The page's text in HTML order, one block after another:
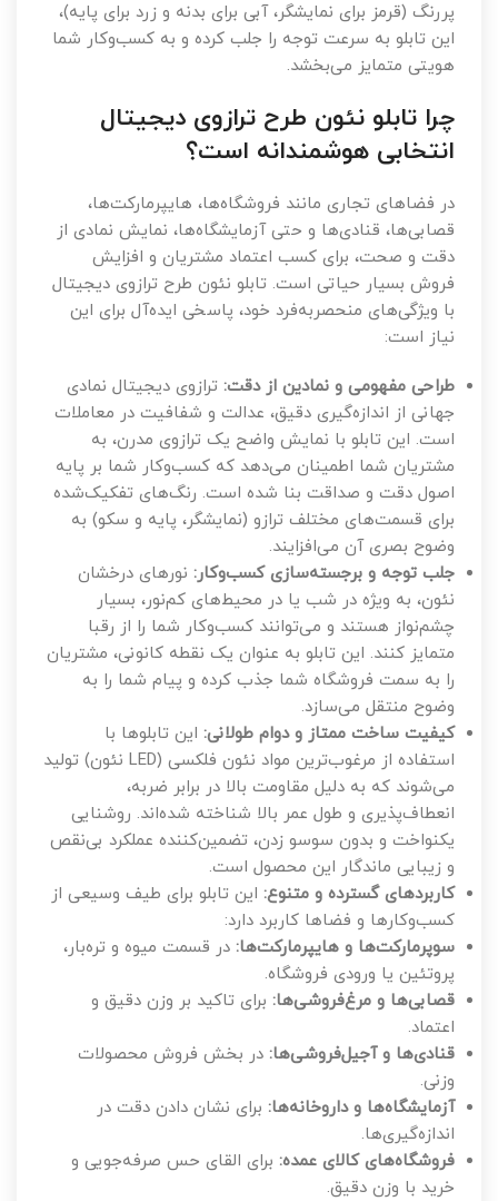
پررنگ (قرمز برای نمایشگر، آبی برای بدنه و زرد برای پایه)،
این تابلو به سرعت توجه را جلب کرده و به کسب‌وکار شما
هویتی متمایز می‌بخشد.
چرا تابلو نئون طرح ترازوی دیجیتال
انتخابی هوشمندانه است؟
در فضاهای تجاری مانند فروشگاه‌ها، هایپرمارکت‌ها،
قصابی‌ها، قنادی‌ها و حتی آزمایشگاه‌ها، نمایش نمادی از
دقت و صحت، برای کسب اعتماد مشتریان و افزایش
فروش بسیار حیاتی است. تابلو نئون طرح ترازوی دیجیتال
با ویژگی‌های منحصربه‌فرد خود، پاسخی ایده‌آل برای این
نیاز است:
طراحی مفهومی و نمادین از دقت: ترازوی دیجیتال نمادی
جهانی از اندازه‌گیری دقیق، عدالت و شفافیت در معاملات
است. این تابلو با نمایش واضح یک ترازوی مدرن، به
مشتریان شما اطمینان می‌دهد که کسب‌وکار شما بر پایه
اصول دقت و صداقت بنا شده است. رنگ‌های تفکیک‌شده
برای قسمت‌های مختلف ترازو (نمایشگر، پایه و سکو) به
وضوح بصری آن می‌افزایند.
جلب توجه و برجسته‌سازی کسب‌وکار: نورهای درخشان
نئون، به ویژه در شب یا در محیط‌های کم‌نور، بسیار
چشم‌نواز هستند و می‌توانند کسب‌وکار شما را از رقبا
متمایز کنند. این تابلو به عنوان یک نقطه کانونی، مشتریان
را به سمت فروشگاه شما جذب کرده و پیام شما را به
وضوح منتقل می‌سازد.
کیفیت ساخت ممتاز و دوام طولانی: این تابلوها با
استفاده از مرغوب‌ترین مواد نئون فلکسی (LED نئون) تولید
می‌شوند که به دلیل مقاومت بالا در برابر ضربه،
انعطاف‌پذیری و طول عمر بالا شناخته شده‌اند. روشنایی
یکنواخت و بدون سوسو زدن، تضمین‌کننده عملکرد بی‌نقص
و زیبایی ماندگار این محصول است.
کاربردهای گسترده و متنوع: این تابلو برای طیف وسیعی از
کسب‌وکارها و فضاها کاربرد دارد:
سوپرمارکت‌ها و هایپرمارکت‌ها: در قسمت میوه و تره‌بار،
پروتئین یا ورودی فروشگاه.
قصابی‌ها و مرغ‌فروشی‌ها: برای تاکید بر وزن دقیق و
اعتماد.
قنادی‌ها و آجیل‌فروشی‌ها: در بخش فروش محصولات
وزنی.
آزمایشگاه‌ها و داروخانه‌ها: برای نشان دادن دقت در
اندازه‌گیری‌ها.
فروشگاه‌های کالای عمده: برای القای حس صرفه‌جویی و
خرید با وزن دقیق.